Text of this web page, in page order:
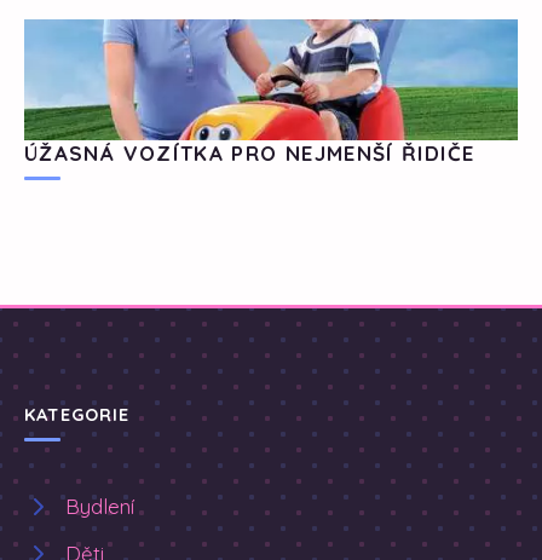
ÚŽASNÁ VOZÍTKA PRO NEJMENŠÍ ŘIDIČE
KATEGORIE
Bydlení
Děti